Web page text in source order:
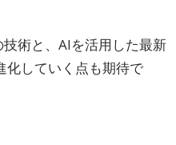
術と、AIを活用した最新
化していく点も期待で